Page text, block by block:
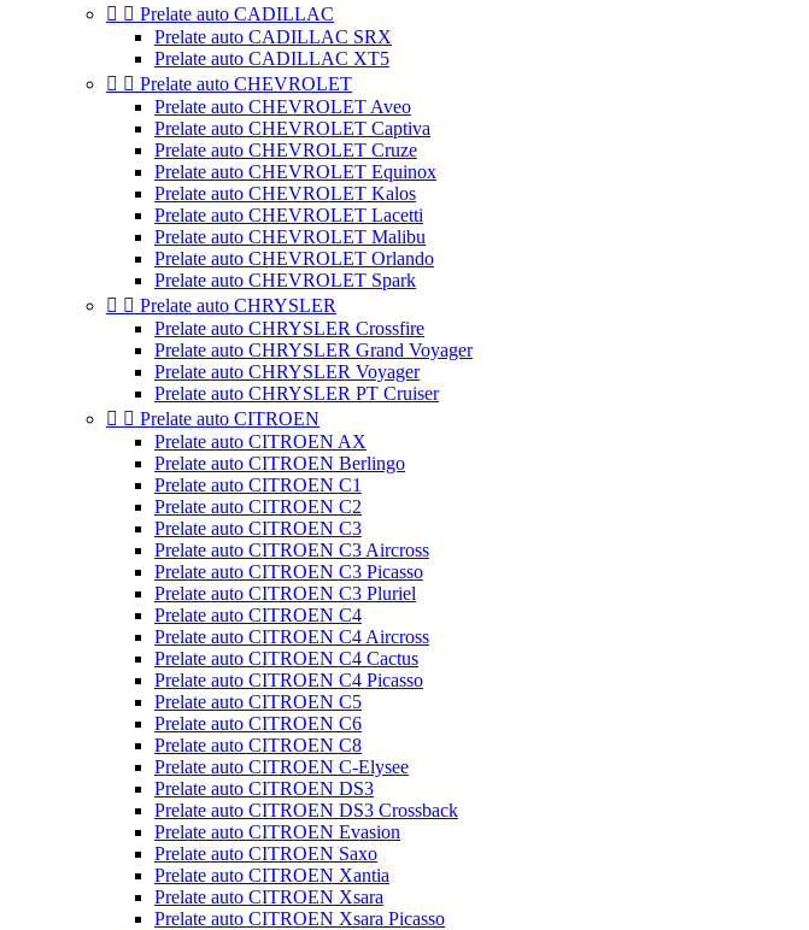
  Prelate auto CADILLAC
Prelate auto CADILLAC SRX
Prelate auto CADILLAC XT5
  Prelate auto CHEVROLET
Prelate auto CHEVROLET Aveo
Prelate auto CHEVROLET Captiva
Prelate auto CHEVROLET Cruze
Prelate auto CHEVROLET Equinox
Prelate auto CHEVROLET Kalos
Prelate auto CHEVROLET Lacetti
Prelate auto CHEVROLET Malibu
Prelate auto CHEVROLET Orlando
Prelate auto CHEVROLET Spark
  Prelate auto CHRYSLER
Prelate auto CHRYSLER Crossfire
Prelate auto CHRYSLER Grand Voyager
Prelate auto CHRYSLER Voyager
Prelate auto CHRYSLER PT Cruiser
  Prelate auto CITROEN
Prelate auto CITROEN AX
Prelate auto CITROEN Berlingo
Prelate auto CITROEN C1
Prelate auto CITROEN C2
Prelate auto CITROEN C3
Prelate auto CITROEN C3 Aircross
Prelate auto CITROEN C3 Picasso
Prelate auto CITROEN C3 Pluriel
Prelate auto CITROEN C4
Prelate auto CITROEN C4 Aircross
Prelate auto CITROEN C4 Cactus
Prelate auto CITROEN C4 Picasso
Prelate auto CITROEN C5
Prelate auto CITROEN C6
Prelate auto CITROEN C8
Prelate auto CITROEN C-Elysee
Prelate auto CITROEN DS3
Prelate auto CITROEN DS3 Crossback
Prelate auto CITROEN Evasion
Prelate auto CITROEN Saxo
Prelate auto CITROEN Xantia
Prelate auto CITROEN Xsara
Prelate auto CITROEN Xsara Picasso